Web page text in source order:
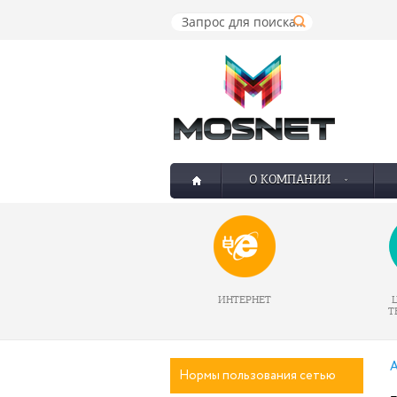
О КОМПАНИИ
ИНТЕРНЕТ
Нормы пользования сетью